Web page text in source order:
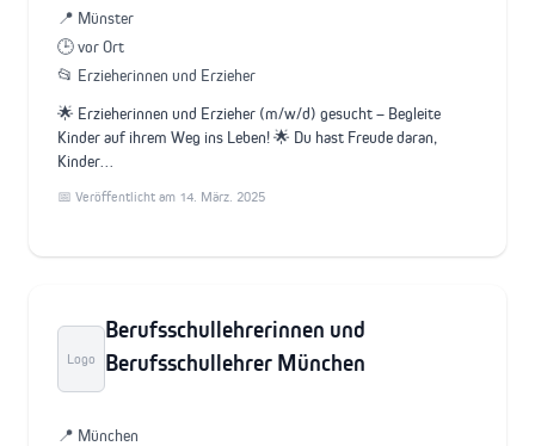
📍 Münster
🕒 vor Ort
📂 Erzieherinnen und Erzieher
🌟 Erzieherinnen und Erzieher (m/w/d) gesucht – Begleite
Kinder auf ihrem Weg ins Leben! 🌟 Du hast Freude daran,
Kinder…
📅 Veröffentlicht am 14. März. 2025
Logo
Berufsschullehrerinnen und
Berufsschullehrer München
📍 München